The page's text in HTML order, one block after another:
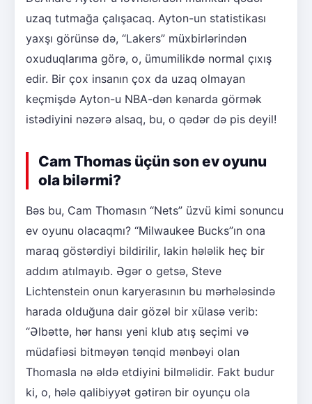
uzaq tutmağa çalışacaq. Ayton-un statistikası
yaxşı görünsə də, “Lakers” müxbirlərindən
oxuduqlarıma görə, o, ümumilikdə normal çıxış
edir. Bir çox insanın çox da uzaq olmayan
keçmişdə Ayton-u NBA-dən kənarda görmək
istədiyini nəzərə alsaq, bu, o qədər də pis deyil!
Cam Thomas üçün son ev oyunu
ola bilərmi?
Bəs bu, Cam Thomasın “Nets” üzvü kimi sonuncu
ev oyunu olacaqmı? “Milwaukee Bucks”ın ona
maraq göstərdiyi bildirilir, lakin hələlik heç bir
addım atılmayıb. Əgər o getsə, Steve
Lichtenstein onun karyerasının bu mərhələsində
harada olduğuna dair gözəl bir xülasə verib:
“Əlbəttə, hər hansı yeni klub atış seçimi və
müdafiəsi bitməyən tənqid mənbəyi olan
Thomasla nə əldə etdiyini bilməlidir. Fakt budur
ki, o, hələ qalibiyyət gətirən bir oyunçu ola